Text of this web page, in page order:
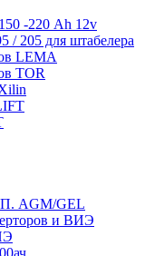
-220 Ah 12v
/ 205 для штабелера
LEMA
TOR
AGM/GEL
и ВИЭ